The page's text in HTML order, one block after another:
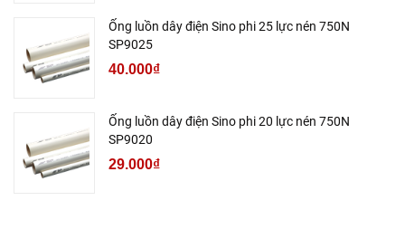
Ống luồn dây điện Sino phi 25 lực nén 750N
SP9025
40.000₫
Ống luồn dây điện Sino phi 20 lực nén 750N
SP9020
29.000₫